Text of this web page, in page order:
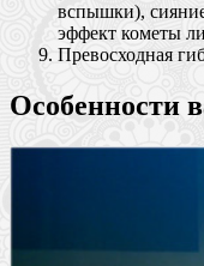
вспышки),
эффект кометы
Превосходная
Особенности